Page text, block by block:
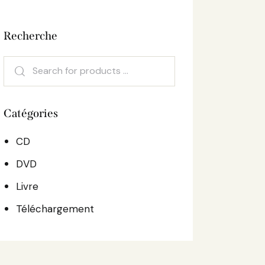
Recherche
Catégories
CD
DVD
Livre
Téléchargement